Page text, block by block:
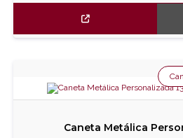
Caneta Metálica